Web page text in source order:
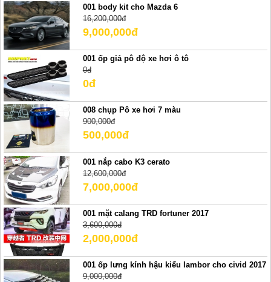
001 body kit cho Mazda 6
16,200,000đ
9,000,000đ
001 ốp giả pô độ xe hơi ô tô
0đ
0đ
008 chụp Pô xe hơi 7 màu
900,000đ
500,000đ
001 nắp cabo K3 cerato
12,600,000đ
7,000,000đ
001 mặt calang TRD fortuner 2017
3,600,000đ
2,000,000đ
001 ốp lưng kính hậu kiểu lambor cho civid 2017
9,000,000đ